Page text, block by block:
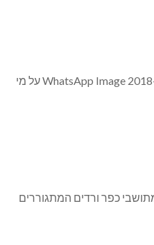
כפר ורדים המתגוררים